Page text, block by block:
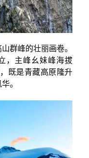
群峰的壮丽画卷。
，主峰幺妹峰海拔
既是青藏高原隆升
。